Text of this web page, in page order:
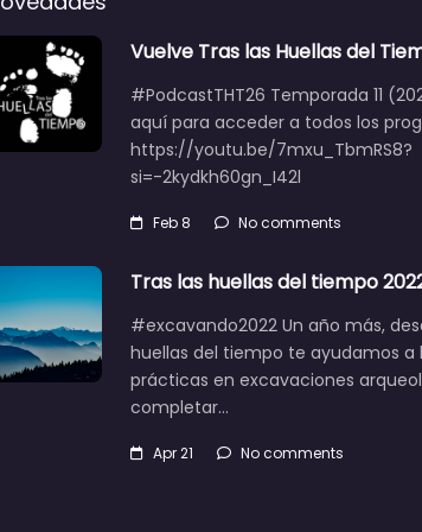
Vuelve Tras las Huellas del
#PodcastTHT26 Temporada 11
aquí para acceder a todos los
https://youtu.be/7mxu_TbmRS8?
si=-2kydkh60gn_I42l
Feb 8 No comments
Tras las huellas del tiempo
#excavando2022 Un año más,
huellas del tiempo te ayudamos a
prácticas en excavaciones
completar…
Apr 21 No comments